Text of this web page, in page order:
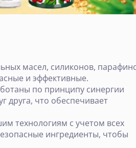
масел, силиконов,
и эффективные.
по принципу синергии
друга, что обеспечивает
технологиям с учетом всех
ингредиенты, чтобы